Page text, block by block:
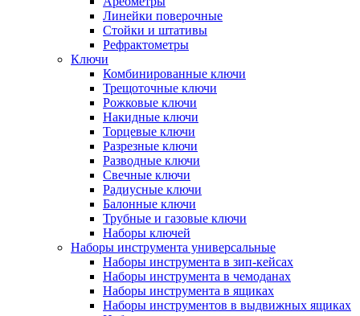
Линейки поверочные
Стойки и штативы
Рефрактометры
Ключи
Комбинированные ключи
Трещоточные ключи
Рожковые ключи
Накидные ключи
Торцевые ключи
Разрезные ключи
Разводные ключи
Свечные ключи
Радиусные ключи
Балонные ключи
Трубные и газовые ключи
Наборы ключей
Наборы инструмента универсальные
Наборы инструмента в зип-кейсах
Наборы инструмента в чемоданах
Наборы инструмента в ящиках
Наборы инструментов в выдвижных ящиках